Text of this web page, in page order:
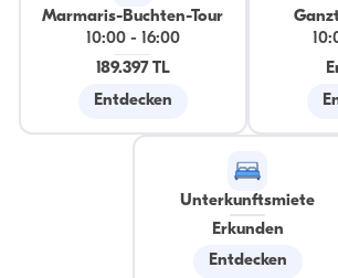
Marmaris-Buchten-Tour
10:00-
16:00
189.397 TL
Entdecken
Unterkunftsmiete
Erkunden
Entdecken